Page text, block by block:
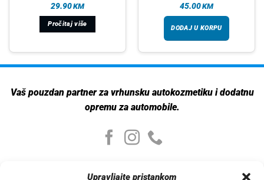
Upravljajte pristankom
29.90KM
Pročitaj više
45.00KM
DODAJ U KORPU
Vaš pouzdan partner za vrhunsku autokozmetiku i dodatnu
opremu za automobile.
Moj nalog